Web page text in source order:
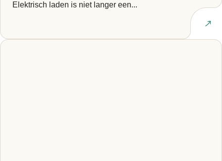
Elektrisch laden is niet langer een...
Lees artikel